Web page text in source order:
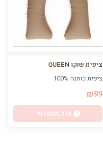
ציפית שוקו QUEEN
ציפית כותנה 100%
₪99
אזל מהמלאי